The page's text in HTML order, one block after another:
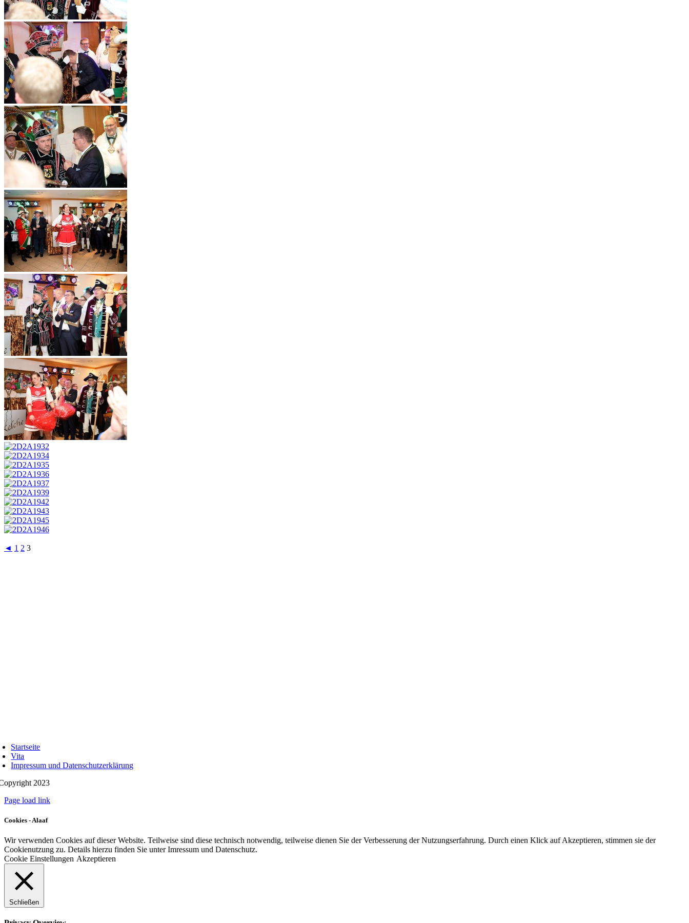
◄ 1 2 3
Startseite
Vita
Impressum und Datenschutzerklärung
2023
Page load link
Cookies - Alaaf
Wir verwenden Cookies auf dieser Website. Teilweise sind diese technisch notwendig, teilweise dienen Sie der Verbesserung der Nutzungserfahrung. Durch einen Klick auf Akzeptieren, stimmen sie der
Cookienutzung zu. Details hierzu finden Sie unter Imressum und Datenschutz.
Cookie Einstellungen Akzeptieren
Schließen